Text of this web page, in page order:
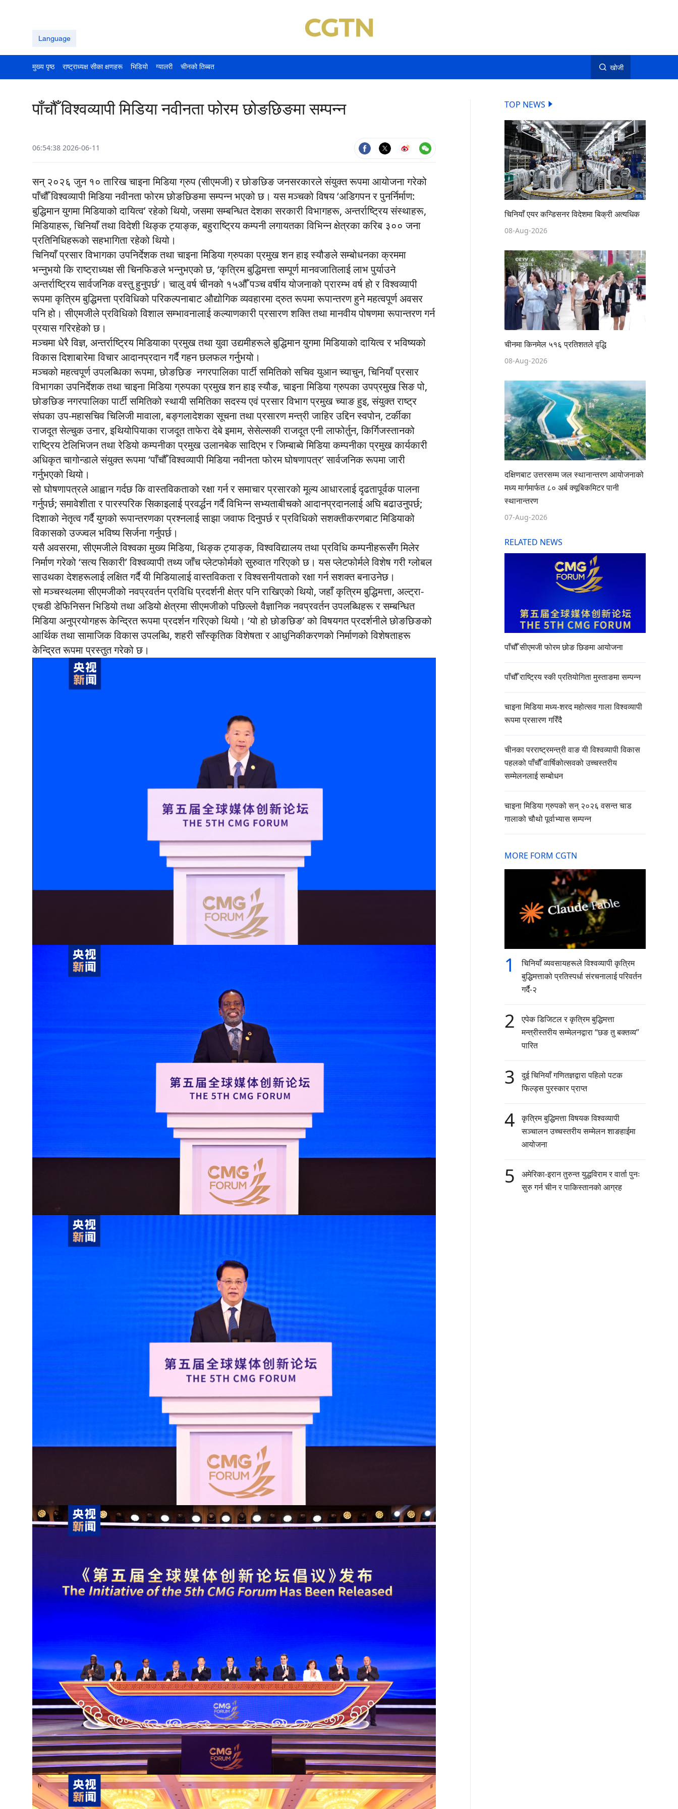
Language
मुख्य पृष्ठ राष्ट्राध्यक्ष सीका क्षणहरू भिडियो ग्यालरी चीनको तिब्बत खोजी
पाँचौँ विश्वव्यापी मिडिया नवीनता फोरम छोङछिङमा सम्पन्न
06:54:38 2026-06-11
सन् २०२६ जुन १० तारिख चाइना मिडिया ग्रुप (सीएमजी) र छोङछिङ जनसरकारले संयुक्त रूपमा आयोजना गरेको
पाँचौँ विश्वव्यापी मिडिया नवीनता फोरम छोङछिङमा सम्पन्न भएको छ। यस मञ्चको विषय ‘अडिगपन र पुनर्निर्माण:
बुद्धिमान युगमा मिडियाको दायित्व’ रहेको थियो, जसमा सम्बन्धित देशका सरकारी विभागहरू, अन्तर्राष्ट्रिय संस्थाहरू,
मिडियाहरू, चिनियाँ तथा विदेशी थिङ्क ट्याङ्क, बहुराष्ट्रिय कम्पनी लगायतका विभिन्न क्षेत्रका करिब ३०० जना
प्रतिनिधिहरूको सहभागिता रहेको थियो।
चिनियाँ प्रसार विभागका उपनिर्देशक तथा चाइना मिडिया ग्रुपका प्रमुख शन हाइ स्यौङले सम्बोधनका क्रममा
भन्नुभयो कि राष्ट्राध्यक्ष सी चिनफिङले भन्नुभएको छ, ‘कृत्रिम बुद्धिमत्ता सम्पूर्ण मानवजातिलाई लाभ पुर्याउने
अन्तर्राष्ट्रिय सार्वजनिक वस्तु हुनुपर्छ’। चालु वर्ष चीनको १५औँ पञ्च वर्षीय योजनाको प्रारम्भ वर्ष हो र विश्वव्यापी
रूपमा कृत्रिम बुद्धिमत्ता प्रविधिको परिकल्पनाबाट औद्योगिक व्यवहारमा द्रुत रूपमा रूपान्तरण हुने महत्वपूर्ण अवसर
पनि हो। सीएमजीले प्रविधिको विशाल सम्भावनालाई कल्याणकारी प्रसारण शक्ति तथा मानवीय पोषणमा रूपान्तरण गर्न
प्रयास गरिरहेको छ।
मञ्चमा धेरै विज्ञ, अन्तर्राष्ट्रिय मिडियाका प्रमुख तथा युवा उद्यमीहरूले बुद्धिमान युगमा मिडियाको दायित्व र भविष्यको
विकास दिशाबारेमा विचार आदानप्रदान गर्दै गहन छलफल गर्नुभयो।
मञ्चको महत्वपूर्ण उपलब्धिका रूपमा, छोङछिङ नगरपालिका पार्टी समितिको सचिव युआन च्याचुन, चिनियाँ प्रसार
विभागका उपनिर्देशक तथा चाइना मिडिया ग्रुपका प्रमुख शन हाइ स्यौङ, चाइना मिडिया ग्रुपका उपप्रमुख सिङ पो,
छोङछिङ नगरपालिका पार्टी समितिको स्थायी समितिका सदस्य एवं प्रसार विभाग प्रमुख च्याङ हुइ, संयुक्त राष्ट्र
संघका उप-महासचिव चिलिजी मावाला, बङ्गलादेशका सूचना तथा प्रसारण मन्त्री जाहिर उद्दिन स्वपोन, टर्कीका
राजदूत सेल्चुक उनार, इथियोपियाका राजदूत ताफेरा देबे इमाम, सेसेल्सकी राजदूत एनी लाफोर्तुन, किर्गिजस्तानको
राष्ट्रिय टेलिभिजन तथा रेडियो कम्पनीका प्रमुख उलानबेक सादिएभ र जिम्बाब्वे मिडिया कम्पनीका प्रमुख कार्यकारी
अधिकृत चागोन्डाले संयुक्त रूपमा ‘पाँचौँ विश्वव्यापी मिडिया नवीनता फोरम घोषणापत्र’ सार्वजनिक रूपमा जारी
गर्नुभएको थियो।
सो घोषणापत्रले आह्वान गर्दछ कि वास्तविकताको रक्षा गर्न र समाचार प्रसारको मूल्य आधारलाई दृढतापूर्वक पालना
गर्नुपर्छ; समावेशीता र पारस्परिक सिकाइलाई प्रवर्द्धन गर्दै विभिन्न सभ्यताबीचको आदानप्रदानलाई अघि बढाउनुपर्छ;
दिशाको नेतृत्व गर्दै युगको रूपान्तरणका प्रश्नलाई साझा जवाफ दिनुपर्छ र प्रविधिको सशक्तीकरणबाट मिडियाको
विकासको उज्ज्वल भविष्य सिर्जना गर्नुपर्छ।
यसै अवसरमा, सीएमजीले विश्वका मुख्य मिडिया, थिङ्क ट्याङ्क, विश्वविद्यालय तथा प्रविधि कम्पनीहरूसँग मिलेर
निर्माण गरेको ‘सत्य सिकारी’ विश्वव्यापी तथ्य जाँच प्लेटफोर्मको सुरुवात गरिएको छ। यस प्लेटफोर्मले विशेष गरी ग्लोबल
साउथका देशहरूलाई लक्षित गर्दै यी मिडियालाई वास्तविकता र विश्वसनीयताको रक्षा गर्न सशक्त बनाउनेछ।
सो मञ्चस्थलमा सीएमजीको नवप्रवर्तन प्रविधि प्रदर्शनी क्षेत्र पनि राखिएको थियो, जहाँ कृत्रिम बुद्धिमत्ता, अल्ट्रा-
एचडी डेफिनिसन भिडियो तथा अडियो क्षेत्रमा सीएमजीको पछिल्लो वैज्ञानिक नवप्रवर्तन उपलब्धिहरू र सम्बन्धित
मिडिया अनुप्रयोगहरू केन्द्रित रूपमा प्रदर्शन गरिएको थियो। ‘यो हो छोङछिङ’ को विषयगत प्रदर्शनीले छोङछिङको
आर्थिक तथा सामाजिक विकास उपलब्धि, शहरी साँस्कृतिक विशेषता र आधुनिकीकरणको निर्माणको विशेषताहरू
केन्द्रित रूपमा प्रस्तुत गरेको छ।
TOP NEWS
चिनियाँ एयर कन्डिसनर विदेशमा बिक्री अत्यधिक
08-Aug-2026
चीनमा किनमेल ५१६ प्रतिशतले वृद्धि
08-Aug-2026
दक्षिणबाट उत्तरसम्म जल स्थानान्तरण आयोजनाको
मध्य मार्गमार्फत ८० अर्ब क्यूबिकमिटर पानी
स्थानान्तरण
07-Aug-2026
RELATED NEWS
पाँचौँ सीएमजी फोरम छोङ छिङमा आयोजना
पाँचौँ राष्ट्रिय स्की प्रतियोगिता मुस्ताङमा सम्पन्न
चाइना मिडिया मध्य-शरद महोत्सव गाला विश्वव्यापी
रूपमा प्रसारण गरिँदै
चीनका परराष्ट्रमन्त्री वाङ यी विश्वव्यापी विकास
पहलको पाँचौँ वार्षिकोत्सवको उच्चस्तरीय
सम्मेलनलाई सम्बोधन
चाइना मिडिया ग्रुपको सन् २०२६ वसन्त चाड
गालाको चौथो पूर्वाभ्यास सम्पन्न
MORE FORM CGTN
1
चिनियाँ व्यवसायहरूले विश्वव्यापी कृत्रिम
बुद्धिमत्ताको प्रतिस्पर्धा संरचनालाई परिवर्तन
गर्दै-२
2
एपेक डिजिटल र कृत्रिम बुद्धिमत्ता
मन्त्रीस्तरीय सम्मेलनद्वारा “छङ तु बक्तव्य”
पारित
3
दुई चिनियाँ गणितज्ञद्वारा पहिलो पटक
फिल्ड्स पुरस्कार प्राप्त
4
कृत्रिम बुद्धिमत्ता विषयक विश्वव्यापी
सञ्चालन उच्चस्तरीय सम्मेलन शाङहाईमा
आयोजना
5
अमेरिका-इरान तुरुन्त युद्धविराम र वार्ता पुनः
सुरु गर्न चीन र पाकिस्तानको आग्रह